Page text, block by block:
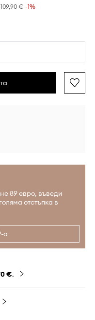
109,90 € -1%
89 евро, въведи
отстъпка в
а
€.